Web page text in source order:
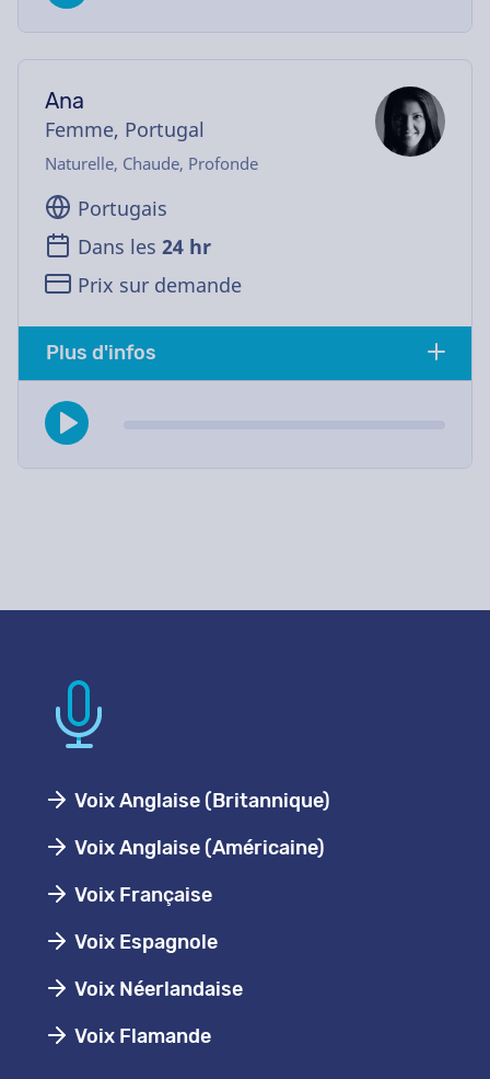
Ana
Femme, Portugal
Naturelle, Chaude, Profonde
Portugais
Dans les 24 hr
Prix sur demande
Plus d'infos
Voix Anglaise (Britannique)
Voix Anglaise (Américaine)
Voix Française
Voix Espagnole
Voix Néerlandaise
Voix Flamande